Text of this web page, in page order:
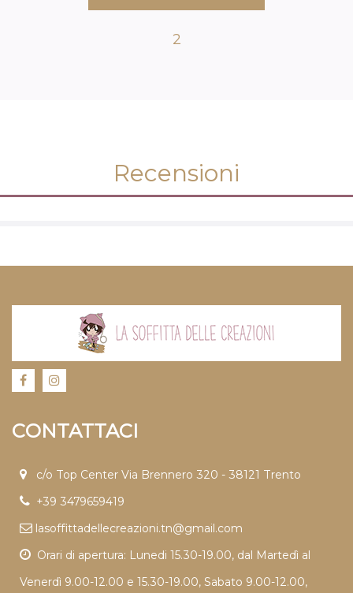
2
Recensioni
CONTATTACI
c/o Top Center Via Brennero 320 - 38121 Trento
+39 3479659419
lasoffittadellecreazioni.tn@gmail.com
Orari di apertura: Lunedi 15.30-19.00, dal Martedì al
Venerdì 9.00-12.00 e 15.30-19.00, Sabato 9.00-12.00,